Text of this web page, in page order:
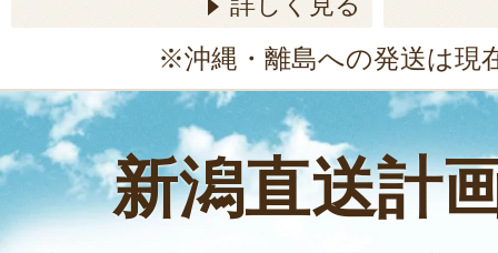
※沖縄・離島への発送は現
新潟直送計